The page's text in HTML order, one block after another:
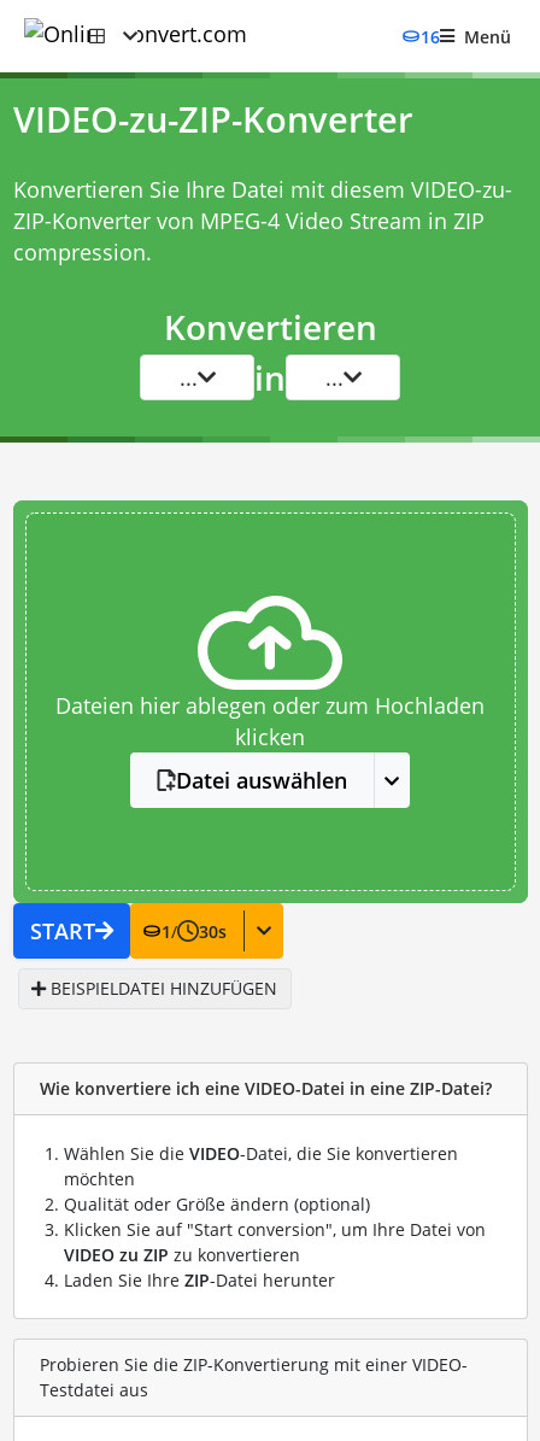
16 Menü
VIDEO-zu-ZIP-Konverter
Konvertieren Sie Ihre Datei mit diesem VIDEO-zu-
ZIP-Konvertervon MPEG-4 Video Stream in ZIP
compression.
Konvertieren
... in ...
Dateien hier ablegen oder zum Hochladen
klicken
Datei auswählen
START 1/ 30s
BEISPIELDATEI HINZUFÜGEN
Wie konvertiere ich eine VIDEO-Datei in eine ZIP-Datei?
Wählen Sie die VIDEO-Datei, die Sie konvertieren
möchten
Qualität oder Größe ändern (optional)
Klicken Sie auf "Start conversion", um Ihre Datei von
VIDEO zu ZIP zu konvertieren
Laden Sie Ihre ZIP-Datei herunter
Probieren Sie die ZIP-Konvertierung mit einer VIDEO-
Testdatei aus